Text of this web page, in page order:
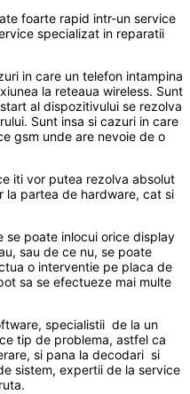
foarte rapid intr-un service
specializat in reparatii
in care un telefon intampina
la reteaua wireless. Sunt
al dispozitivului se rezolva
Sunt insa si cazuri in care
gsm unde are nevoie de o
iti vor putea rezolva absolut
partea de hardware, cat si
se poate inlocui orice display
sau de ce nu, se poate
o interventie pe placa de
sa se efectueze mai multe
specialistii de la un
tip de problema, astfel ca
si pana la decodari si
sistem, expertii de la service